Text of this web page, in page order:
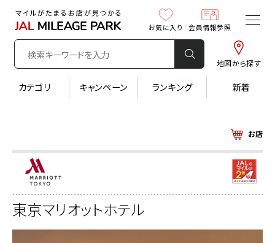
地図から探す
お気に入り 会員情報参照
カテゴリ キャンペーン ランキング 新着
お店
東京マリオットホテル